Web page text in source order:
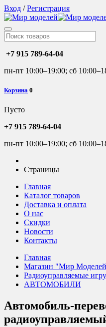
Вход /Регистрация
+7 915 789-64-04
пн-пт 10:00–19:00; сб
Корзина 0
Пусто
+7 915 789-64-04
пн-пт 10:00–19:00; сб
Страницы
Главная
Каталог товаров
Доставка и оплата
О нас
Скидки
Новости
Контакты
Главная
Магазин "Мир
Радиоуправляемые
АВТОМОБИЛИ
Автомобиль-